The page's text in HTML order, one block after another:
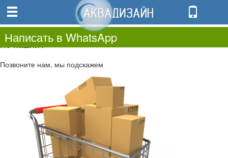
0.00
0
Не нашли?
Позвоните нам, мы подскажем
Написать в WhatsApp